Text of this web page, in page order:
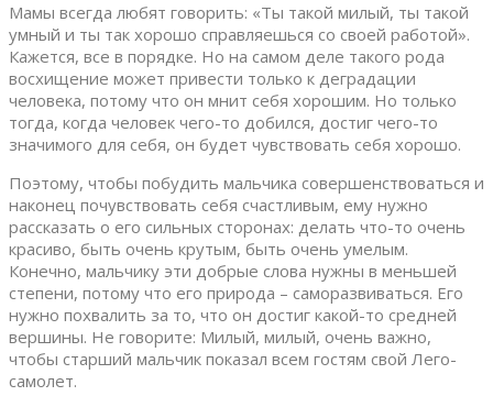
Мамы всегда любят говорить: «Ты такой милый, ты такой
умный и ты так хорошо справляешься со своей работой».
Кажется, все в порядке. Но на самом деле такого рода
восхищение может привести только к деградации
человека, потому что он мнит себя хорошим. Но только
тогда, когда человек чего-то добился, достиг чего-то
значимого для себя, он будет чувствовать себя хорошо.
Поэтому, чтобы побудить мальчика совершенствоваться и
наконец почувствовать себя счастливым, ему нужно
рассказать о его сильных сторонах: делать что-то очень
красиво, быть очень крутым, быть очень умелым.
Конечно, мальчику эти добрые слова нужны в меньшей
степени, потому что его природа – саморазвиваться. Его
нужно похвалить за то, что он достиг какой-то средней
вершины. Не говорите: Милый, милый, очень важно,
чтобы старший мальчик показал всем гостям свой Лего-
самолет.